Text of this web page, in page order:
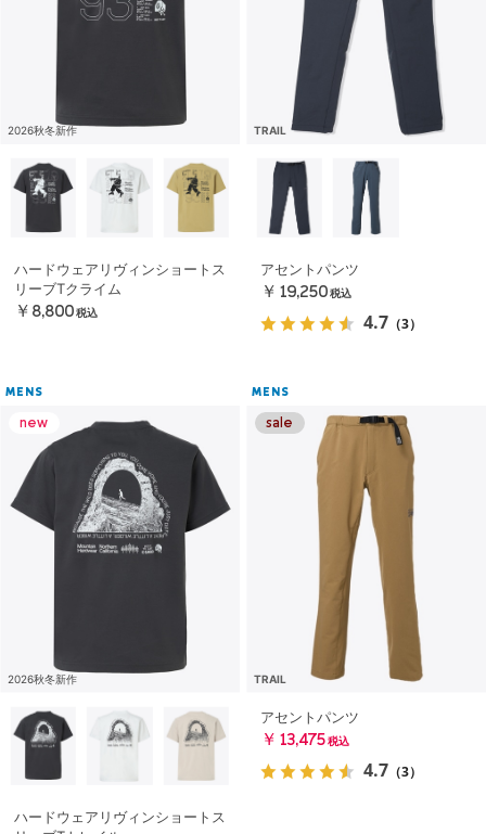
2026秋冬新作
ハードウェアリヴィンショートス
リーブTクライム
￥8,800 税込
TRAIL
アセントパンツ
￥19,250 税込
4.7 （3）
MENS
2026秋冬新作
ハードウェアリヴィンショートス
MENS
TRAIL
アセントパンツ
￥13,475 税込
4.7 （3）